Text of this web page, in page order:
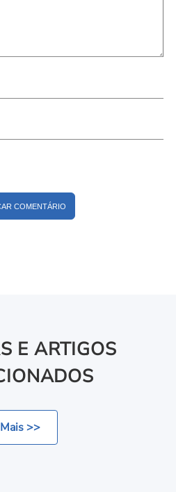
COMENTÁRIO
E ARTIGOS
Mais >>